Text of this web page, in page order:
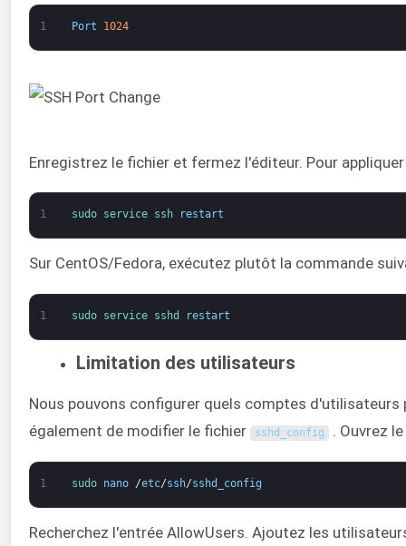
1 Port 1024
Enregistrez le fichier et fermez l'éditeur. Pour
1 sudo service ssh restart
Sur CentOS/Fedora, exécutez plutôt la commande
1 sudo service sshd restart
Limitation des utilisateurs
Nous pouvons configurer quels comptes d'utilisateurs
également de modifier le fichier
sshd_config . Ouvrez
1 sudo nano /etc/ssh/sshd_config
Recherchez l'entrée AllowUsers. Ajoutez les